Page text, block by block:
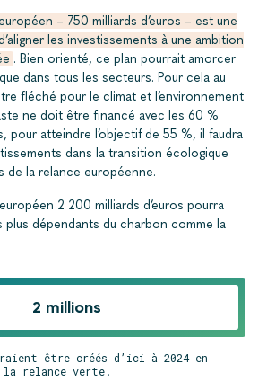
– 750 milliards d’euros – est une
les investissements à une ambition
. Bien orienté, ce plan pourrait amorcer
dans tous les secteurs. Pour cela au
fléché pour le climat et l’environnement
ne doit être financé avec les 60 %
pour atteindre l’objectif de 55 %, il faudra
dans la transition écologique
de la relance européenne.
2 200 milliards d’euros pourra
plus dépendants du charbon comme la
2 millions
être créés d’ici à 2024 en
la relance verte.